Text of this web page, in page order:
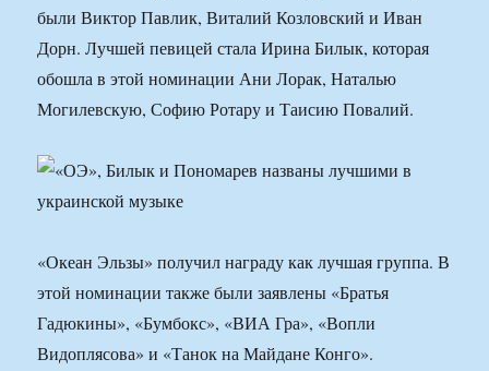
были Виктор Павлик, Виталий Козловский и Иван
Дорн. Лучшей певицей стала Ирина Билык, которая
обошла в этой номинации Ани Лорак, Наталью
Могилевскую, Софию Ротару и Таисию Повалий.
«Океан Эльзы» получил награду как лучшая группа. В
этой номинации также были заявлены «Братья
Гадюкины», «Бумбокс», «ВИА Гра», «Вопли
Видоплясова» и «Танок на Майдане Конго».